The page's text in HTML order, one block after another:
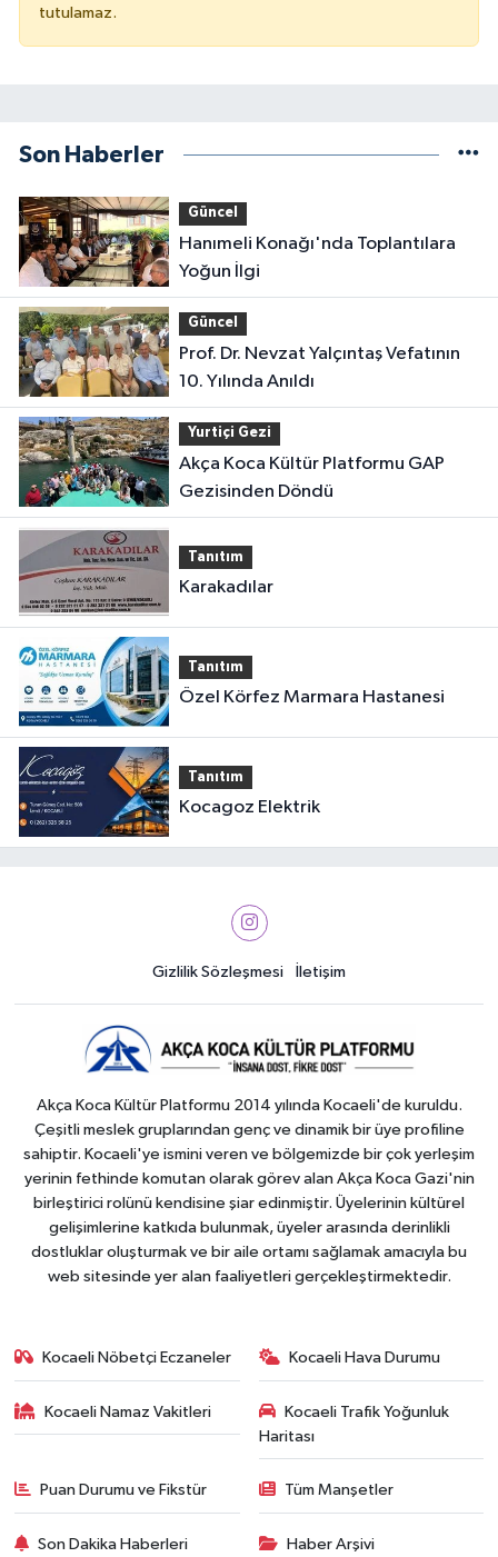
tutulamaz.
Son Haberler
Güncel
Hanımeli Konağı'nda Toplantılara
Yoğun İlgi
Güncel
Prof. Dr. Nevzat Yalçıntaş Vefatının
10. Yılında Anıldı
Yurtiçi Gezi
Akça Koca Kültür Platformu GAP
Gezisinden Döndü
Tanıtım
Karakadılar
Tanıtım
Özel Körfez Marmara Hastanesi
Tanıtım
Kocagoz Elektrik
Gizlilik Sözleşmesi İletişim
Akça Koca Kültür Platformu 2014 yılında Kocaeli'de kuruldu.
Çeşitli meslek gruplarından genç ve dinamik bir üye profiline
sahiptir. Kocaeli'ye ismini veren ve bölgemizde bir çok yerleşim
yerinin fethinde komutan olarak görev alan Akça Koca Gazi'nin
birleştirici rolünü kendisine şiar edinmiştir. Üyelerinin kültürel
gelişimlerine katkıda bulunmak, üyeler arasında derinlikli
dostluklar oluşturmak ve bir aile ortamı sağlamak amacıyla bu
web sitesinde yer alan faaliyetleri gerçekleştirmektedir.
Kocaeli Nöbetçi Eczaneler Kocaeli Hava Durumu
Kocaeli Namaz Vakitleri
Kocaeli Trafik Yoğunluk
Haritası
Puan Durumu ve Fikstür Tüm Manşetler
Son Dakika Haberleri Haber Arşivi